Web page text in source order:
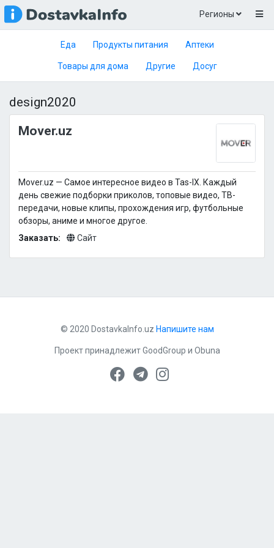
Регионы
Еда Продукты питания Аптеки
Товары для дома Другие Досуг
design2020
Mover.uz
Mover.uz — Самое интересное видео в Tas-IX. Каждый
день свежие подборки приколов, топовые видео, ТВ-
передачи, новые клипы, прохождения игр, футбольные
обзоры, аниме и многое другое.
Заказать:
Сайт
© 2020 DostavkaInfo.uz Напишите нам
Проект принадлежитGoodGroup и Obuna